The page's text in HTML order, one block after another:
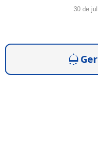
30 de